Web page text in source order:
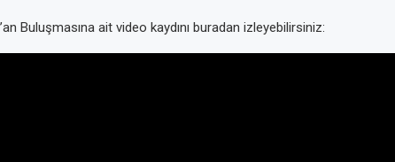
Buluşmasına ait video kaydını buradan izleyebilirsiniz: